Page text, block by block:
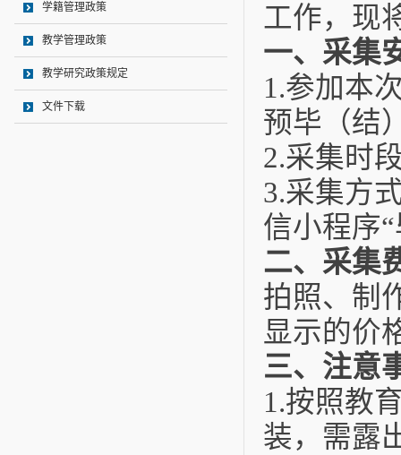
学籍管理政策
教学管理政策
教学研究政策规定
文件下载
工作，现
一、采集
1.参加本
预毕（结
2.采集时
3.采集方
信小程序“
二、采集
拍照、制
显示的价
三、注意
1.按照教
装，需露